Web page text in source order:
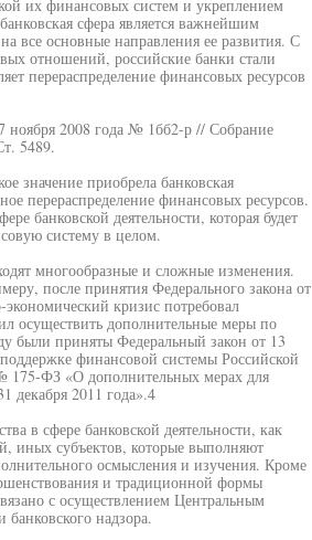
их финансовых систем и укреплением
сфера является важнейшим
все основные направления ее развития. С
отношений, российские банки стали
перераспределение финансовых ресурсов
ноября 2008 года № 1бб2-р // Собрание
5489.
значение приобрела банковская
перераспределение финансовых ресурсов.
банковской деятельности, которая будет
систему в целом.
многообразные и сложные изменения.
после принятия Федерального закона от
кризис потребовал
осуществить дополнительные меры по
были приняты Федеральный закон от 13
финансовой системы Российской
175-ФЗ «О дополнительных мерах для
декабря 2011 года».4
в сфере банковской деятельности, как
иных субъектов, которые выполняют
осмысления и изучения. Кроме
и традиционной формы
с осуществлением Центральным
надзора.